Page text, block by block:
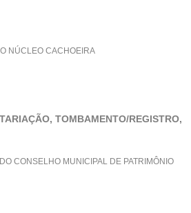
NÚCLEO CACHOEIRA
TOMBAMENTO/REGISTRO,
CONSELHO MUNICIPAL DE PATRIMÔNIO